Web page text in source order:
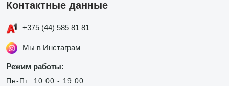
Контактные данные
+375 (44) 585 81 81
Мы в Инстаграм
Режим работы:
Пн-Пт: 10:00 - 19:00